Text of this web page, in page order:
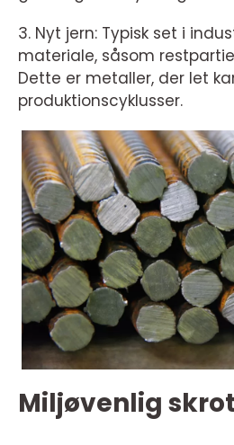
3. Nyt jern: Typisk set i
materiale, såsom
Dette er metaller, der let
produktionscyklusser.
Miljøvenlig